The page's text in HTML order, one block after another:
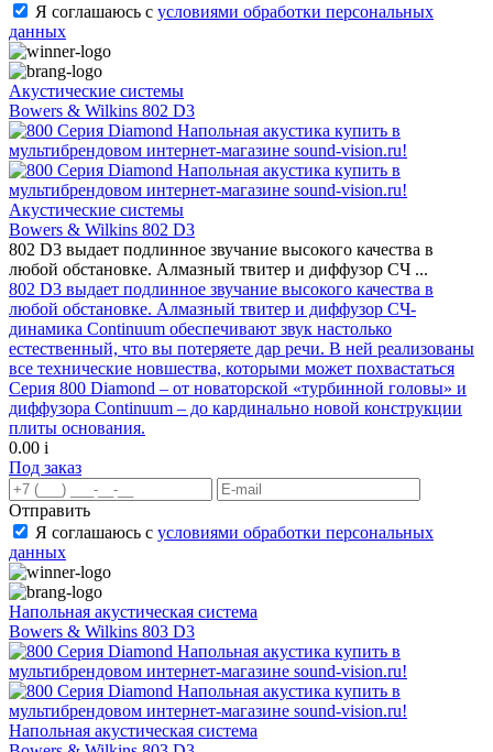
Я соглашаюсь с условиями обработки персональных
данных
Акустические системы
Bowers & Wilkins 802 D3
Акустические системы
Bowers & Wilkins 802 D3
802 D3 выдает подлинное звучание высокого качества в
любой обстановке. Алмазный твитер и диффузор СЧ ...
802 D3 выдает подлинное звучание высокого качества в
любой обстановке. Алмазный твитер и диффузор СЧ-
динамика Continuum обеспечивают звук настолько
естественный, что вы потеряете дар речи. В ней реализованы
все технические новшества, которыми может похвастаться
Серия 800 Diamond – от новаторской «турбинной головы» и
диффузора Continuum – до кардинально новой конструкции
плиты основания.
0.00 i
Под заказ
Отправить
Я соглашаюсь с условиями обработки персональных
данных
Напольная акустическая система
Bowers & Wilkins 803 D3
Напольная акустическая система